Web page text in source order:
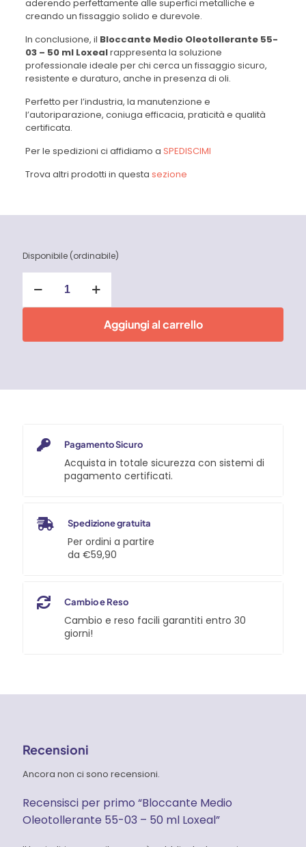
aderendo perfettamente alle superfici metalliche e
creando un fissaggio solido e durevole.
In conclusione, il Bloccante Medio Oleotollerante 55-
03 – 50 ml Loxealrappresenta la soluzione
professionale ideale per chi cerca un fissaggio sicuro,
resistente e duraturo, anche in presenza di oli.
Perfetto per l’industria, la manutenzione e
l’autoriparazione, coniuga efficacia, praticità e qualità
certificata.
Per le spedizioni ci affidiamo a SPEDISCIMI
Trova altri prodotti in questa sezione
Disponibile (ordinabile)
Medio
Oleotollerante
-
Aggiungi al carrello
Pagamento Sicuro
Acquista in totale sicurezza con sistemi di
pagamento certificati.
Spedizione gratuita
Per ordini a partire
da €59,90
Cambio e Reso
Cambio e reso facili garantiti entro 30
giorni!
Recensioni
Ancora non ci sono recensioni.
Recensisci per primo “Bloccante Medio
Oleotollerante 55-03 – 50 ml Loxeal”